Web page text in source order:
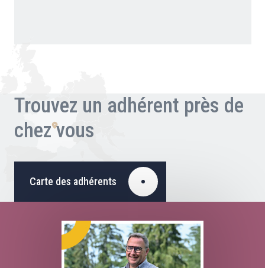
Trouvez un adhérent près de
chez vous
Carte des adhérents